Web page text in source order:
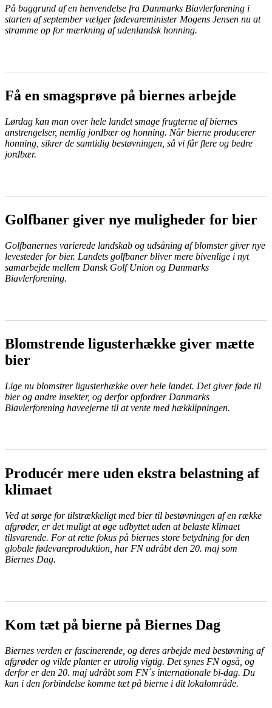
På baggrund af en henvendelse fra Danmarks Biavlerforening i
starten af september vælger fødevareminister Mogens Jensen nu at
stramme op for mærkning af udenlandsk honning.
Få en smagsprøve på biernes arbejde
Lørdag kan man over hele landet smage frugterne af biernes
anstrengelser, nemlig jordbær og honning. Når bierne producerer
honning, sikrer de samtidig bestøvningen, så vi får flere og bedre
jordbær.
Golfbaner giver nye muligheder for bier
Golfbanernes varierede landskab og udsåning af blomster giver nye
levesteder for bier. Landets golfbaner bliver mere bivenlige i nyt
samarbejde mellem Dansk Golf Union og Danmarks
Biavlerforening.
Blomstrende ligusterhække giver mætte
bier
Lige nu blomstrer ligusterhække over hele landet. Det giver føde til
bier og andre insekter, og derfor opfordrer Danmarks
Biavlerforening haveejerne til at vente med hækklipningen.
Producér mere uden ekstra belastning af
klimaet
Ved at sørge for tilstrækkeligt med bier til bestøvningen af en række
afgrøder, er det muligt at øge udbyttet uden at belaste klimaet
tilsvarende. For at rette fokus på biernes store betydning for den
globale fødevareproduktion, har FN udråbt den 20. maj som
Biernes Dag.
Kom tæt på bierne på Biernes Dag
Biernes verden er fascinerende, og deres arbejde med bestøvning af
afgrøder og vilde planter er utrolig vigtig. Det synes FN også, og
derfor er den 20. maj udråbt som FN´s internationale bi-dag. Du
kan i den forbindelse komme tæt på bierne i dit lokalområde.